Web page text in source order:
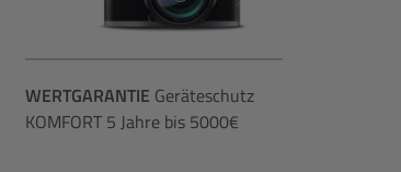
WERTGARANTIE Geräteschutz
KOMFORT 5 Jahre bis 5000€